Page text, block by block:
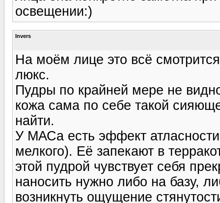
освещении:)
Invers
На моём лице это всё
люкс.
Пудры по крайней мере не
кожа сама по себе такой
найти.
У МАСа есть эффект
мелкого). Её запекают в
этой пудрой чувствует себя
наносить нужно либо на базу,
возникнуть ощущение